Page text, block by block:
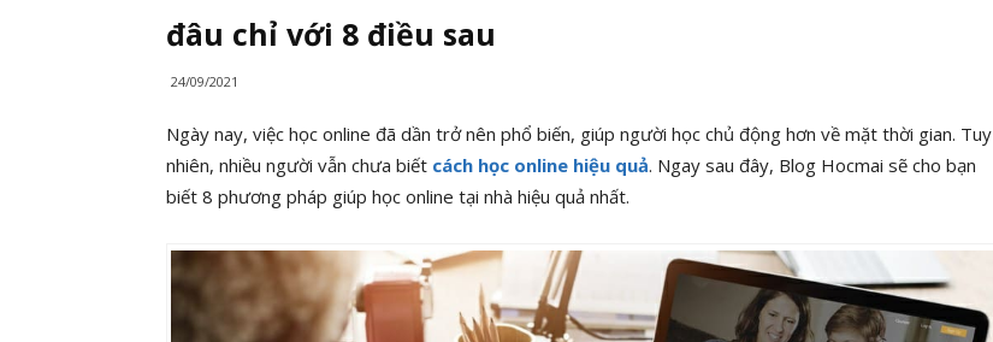
đâu chỉ với 8 điều sau
24/09/2021
Ngày nay, việc học online đã dần trở nên phổ biến, giúp người học chủ động hơn về mặt thời gian. Tuy
nhiên, nhiều người vẫn chưa biết cách học online hiệu quả. Ngay sau đây, Blog Hocmai sẽ cho bạn
biết 8 phương pháp giúp học online tại nhà hiệu quả nhất.